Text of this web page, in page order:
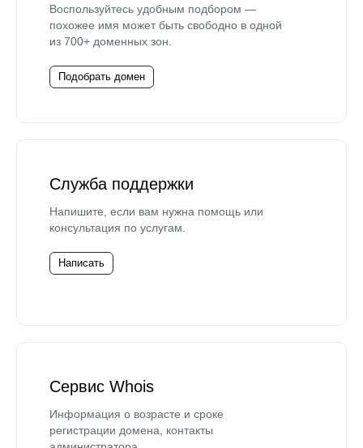
Воспользуйтесь удобным подбором —
похожее имя может быть свободно в одной
из 700+ доменных зон.
Подобрать домен
Служба поддержки
Напишите, если вам нужна помощь или
консультация по услугам.
Написать
Сервис Whois
Информация о возрасте и сроке
регистрации домена, контакты